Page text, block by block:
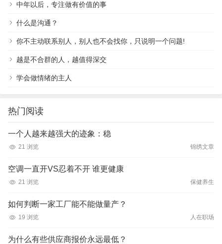
中年以后，专注做有价值的事
什么是沟通？
你不主动联系别人，别人也不会找你，只说明一个问题!
越是不合群的人，越值得深交
学会做情绪的主人
热门阅读
一个人越来越强大的迹象：稳
21 浏览 锦绣文章
空调一直开VS忍着不开 谁更健康
21 浏览 保健养生
如何判断一家工厂能不能做量产？
19 浏览 人在职场
为什么有些供应商报价永远最低？